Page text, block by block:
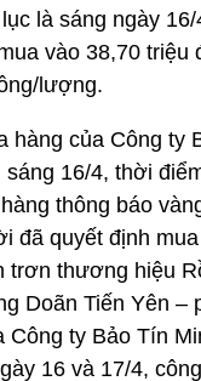
là sáng ngày
vào 38,70 triệu
lượng.
hàng của Công ty
sáng 16/4, thời
thông báo
đã quyết định
trơn thương hiệu
Doãn Tiến Yên –
Công ty Bảo Tín
16 và 17/4,